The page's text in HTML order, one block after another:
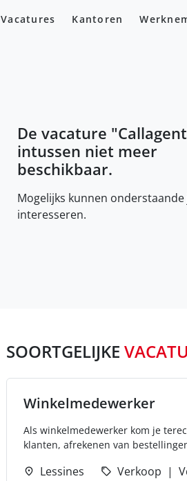
Vacatures Kantoren
De vacature "Callagent
intussen niet meer
beschikbaar.
Mogelijks kunnen
interesseren.
SOORTGELIJKE
Winkelmedewerker
Als winkelmedewerker kom je
klanten, afrekenen van
Lessines Verkoop